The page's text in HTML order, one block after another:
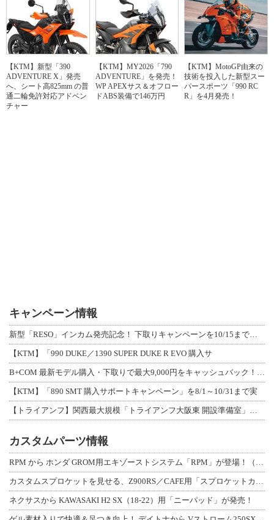
【KTM】新型「390
ADVENTURE X」発売
へ、シート高825mm の普
通二輪免許対応アドベン
チャー
【KTM】MY2026「790
ADVENTURE」を発売！
WP APEXサス＆オフロー
ドABS装備で146万円
【KTM】MotoGP由来の
技術を投入した新型スー
パースポーツ「990 RC
R」を4月発売！
キャンペーン情報
【KTM】「990 DUKE／1390 SUPER DUKE R EVO 購入サ
【KTM】「890 SMT 購入サポートキャンペーン」を8/1～10/31まで実
カスタムパーツ情報
ネクサスから KAWASAKI H2 SX（18-22）用「ニーパッド」が発売！